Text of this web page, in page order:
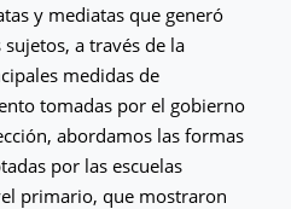
y mediatas que generó
a través de la
medidas de
tomadas por el gobierno
abordamos las formas
por las escuelas
primario, que mostraron